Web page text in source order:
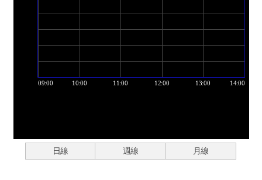
日線 週線 月線